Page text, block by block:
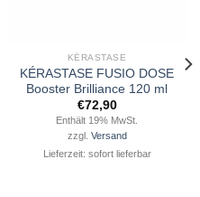
KÉRASTASE
KÉRASTASE FUSIO DOSE
Booster Brilliance 120 ml
€72,90
Enthält 19% MwSt.
zzgl. Versand
Lieferzeit: sofort lieferbar